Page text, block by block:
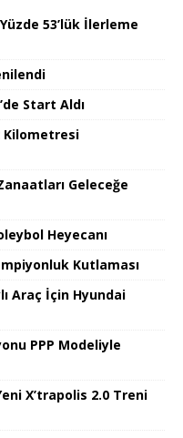
53’lük İlerleme
Start Aldı
Kilometresi
Geleceğe
Heyecanı
Kutlaması
Araç İçin Hyundai
PPP Modeliyle
X’trapolis 2.0 Treni